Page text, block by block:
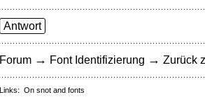
Antwort
Forum → Font Identifizierung → Zurück
Links: On snot and fonts